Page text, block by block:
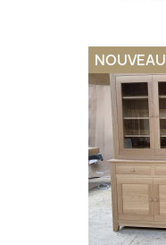
NOUVEAU